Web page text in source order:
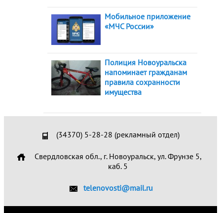
Мобильное приложение
«МЧС России»
Полиция Новоуральска
напоминает гражданам
правила сохранности
имущества
(34370) 5-28-28 (рекламный отдел)
Свердловская обл., г. Новоуральск, ул. Фрунзе 5,
каб. 5
telenovosti@mail.ru